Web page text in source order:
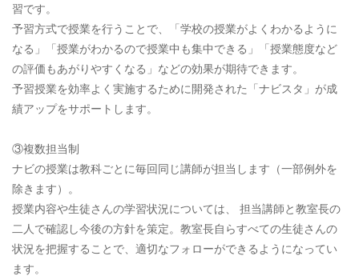
習です。
予習方式で授業を行うことで、「学校の授業がよくわかるように
なる」「授業がわかるので授業中も集中できる」「授業態度など
の評価もあがりやすくなる」などの効果が期待できます。
予習授業を効率よく実施するために開発された「ナビスタ」が成
績アップをサポートします。
③複数担当制
ナビの授業は教科ごとに毎回同じ講師が担当します（一部例外を
除きます）。
授業内容や生徒さんの学習状況については、 担当講師と教室長の
二人で確認し今後の方針を策定。教室長自らすべての生徒さんの
状況を把握することで、適切なフォローができるようになってい
ます。